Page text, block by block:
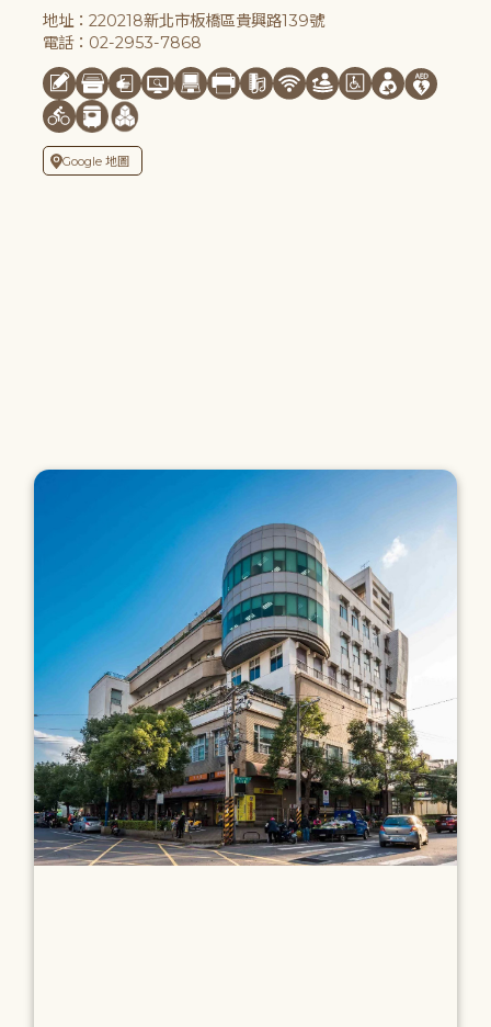
地址：220218新北市板橋區貴興路139號
電話：02-2953-7868
Google 地圖